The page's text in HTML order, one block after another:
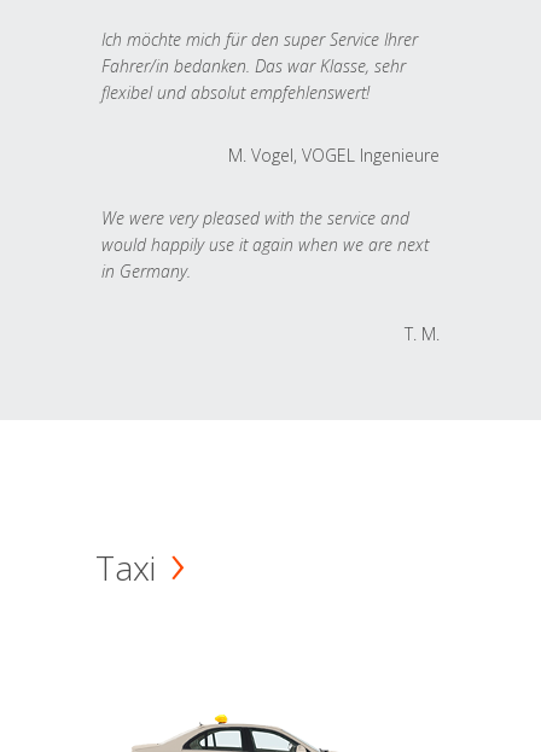
Ich möchte mich für den super Service Ihrer
Fahrer/in bedanken. Das war Klasse, sehr
flexibel und absolut empfehlenswert!
M. Vogel, VOGEL Ingenieure
We were very pleased with the service and
would happily use it again when we are next
in Germany.
T. M.
Taxi